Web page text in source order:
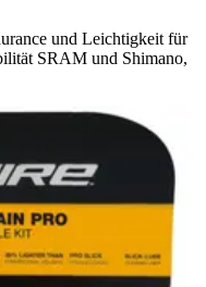
und Leichtigkeit für
SRAM und Shimano,